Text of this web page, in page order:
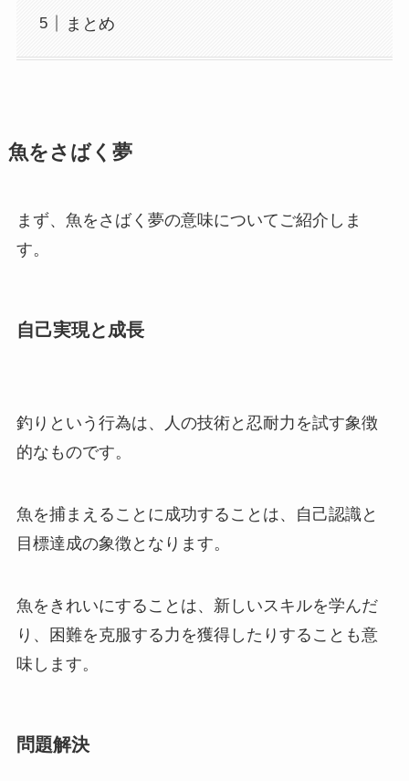
まとめ
魚をさばく夢
まず、魚をさばく夢の意味についてご紹介しま
す。
自己実現と成長
釣りという行為は、人の技術と忍耐力を試す象徴
的なものです。
魚を捕まえることに成功することは、自己認識と
目標達成の象徴となります。
魚をきれいにすることは、新しいスキルを学んだ
り、困難を克服する力を獲得したりすることも意
味します。
問題解決